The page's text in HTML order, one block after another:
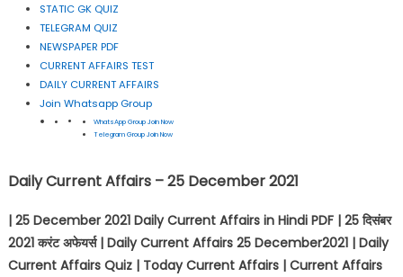
STATIC GK QUIZ
TELEGRAM QUIZ
NEWSPAPER PDF
CURRENT AFFAIRS TEST
DAILY CURRENT AFFAIRS
Join Whatsapp Group
WhatsApp Group Join Now
Telegram Group Join Now
Daily Current Affairs – 25 December 2021
| 25 December 2021 Daily Current Affairs in Hindi PDF | 25दिसंबर
2021करंट अफेयर्स | Daily Current Affairs 25 December2021 | Daily
Current Affairs Quiz | Today Current Affairs | Current Affairs